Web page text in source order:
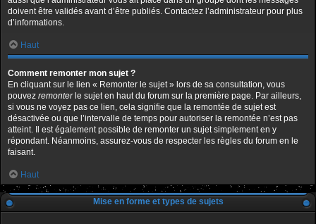
doivent être validés avant d’être publiés. Contactez l’administrateur pour plus
d’informations.
Haut
Comment remonter mon sujet ?
En cliquant sur le lien « Remonter le sujet » lors de sa consultation, vous
pouvez remonterle sujet en haut du forum sur la première page. Par ailleurs,
si vous ne voyez pas ce lien, cela signifie que la remontée de sujet est
désactivée ou que l’intervalle de temps pour autoriser la remontée n’est pas
atteint. Il est également possible de remonter un sujet simplement en y
répondant. Néanmoins, assurez-vous de respecter les règles du forum en le
faisant.
Haut
Mise en forme et types de sujets